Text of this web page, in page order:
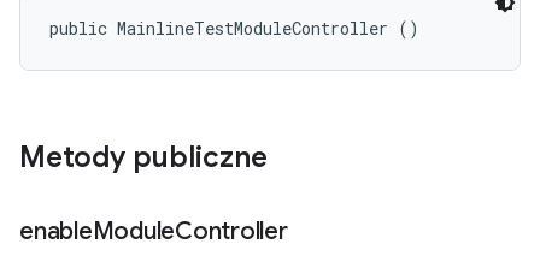
public MainlineTestModuleController ()
Metody publiczne
enableModuleController